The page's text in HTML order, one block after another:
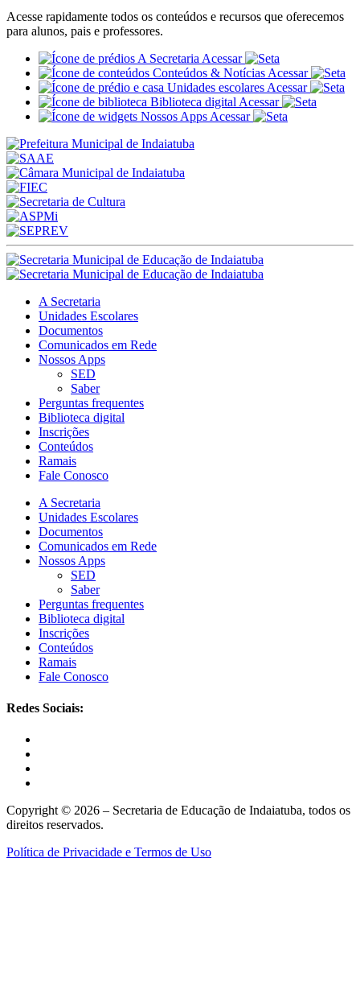
Acesse rapidamente todos os conteúdos e recursos que oferecemos
para alunos, pais e professores.
A Secretaria Acessar
Conteúdos & Notícias Acessar
Unidades escolares Acessar
Biblioteca digital Acessar
Nossos Apps Acessar
A Secretaria
Unidades Escolares
Documentos
Comunicados em Rede
Nossos Apps
SED
Saber
Perguntas frequentes
Biblioteca digital
Inscrições
Conteúdos
Ramais
Fale Conosco
A Secretaria
Unidades Escolares
Documentos
Comunicados em Rede
Nossos Apps
SED
Saber
Perguntas frequentes
Biblioteca digital
Inscrições
Conteúdos
Ramais
Fale Conosco
Redes Sociais:
Copyright © 2026 – Secretaria de Educação de Indaiatuba, todos os
direitos reservados.
Política de Privacidade e Termos de Uso